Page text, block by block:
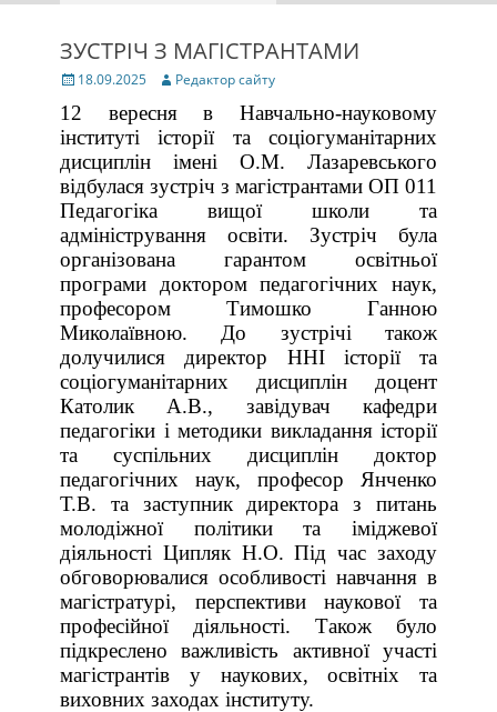
ЗУСТРІЧ З МАГІСТРАНТАМИ
Posted
18.09.2025 Author
Редактор сайту
12 вересня в Навчально-науковому
інституті історії та соціогуманітарних
дисциплін імені О.М. Лазаревського
відбулася зустріч з магістрантами ОП 011
Педагогіка вищої школи та
адміністрування освіти. Зустріч була
організована гарантом освітньої
програми доктором педагогічних наук,
професором Тимошко Ганною
Миколаївною. До зустрічі також
долучилися директор ННІ історії та
соціогуманітарних дисциплін доцент
Католик А.В., завідувач кафедри
педагогіки і методики викладання історії
та суспільних дисциплін доктор
педагогічних наук, професор Янченко
Т.В. та заступник директора з питань
молодіжної політики та іміджевої
діяльності Ципляк Н.О. Під час заходу
обговорювалися особливості навчання в
магістратурі, перспективи наукової та
професійної діяльності. Також було
підкреслено важливість активної участі
магістрантів у наукових, освітніх та
виховних заходах інституту.